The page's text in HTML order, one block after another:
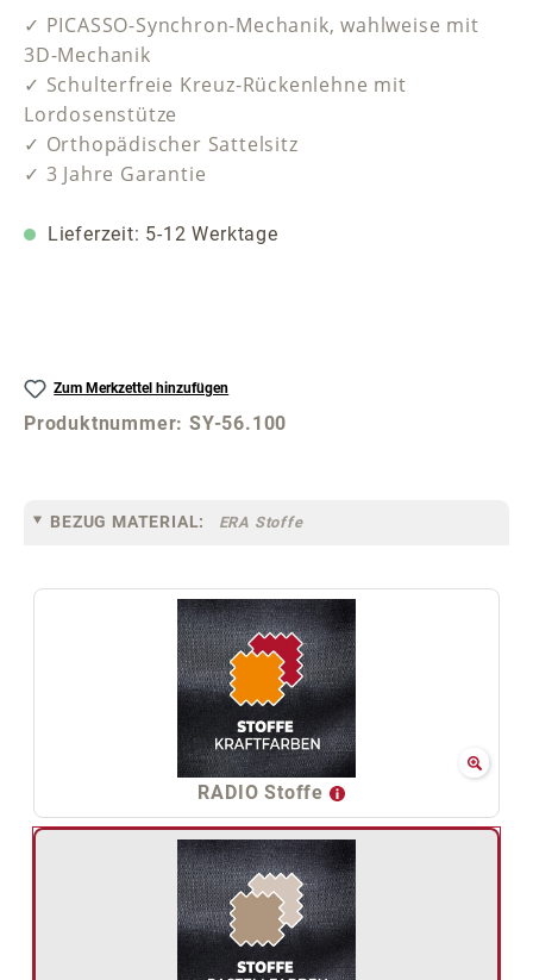
✓ PICASSO-Synchron-Mechanik, wahlweise mit
3D-Mechanik
✓ Schulterfreie Kreuz-Rückenlehne mit
Lordosenstütze
✓ Orthopädischer Sattelsitz
✓ 3 Jahre Garantie
Lieferzeit: 5-12 Werktage
Zum Merkzettel hinzufügen
Produktnummer:SY-56.100
BEZUG MATERIAL: ERA Stoffe
RADIO Stoffe